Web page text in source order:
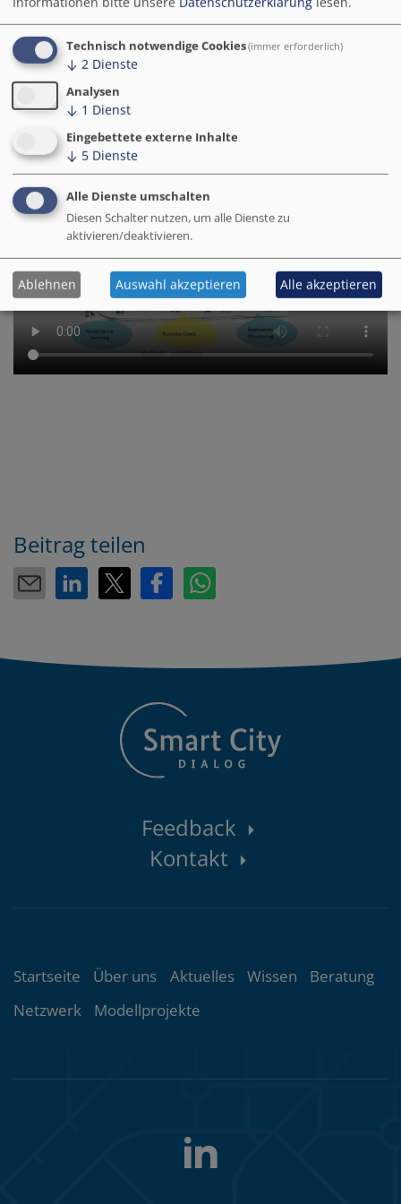
Dr. Julia Girardi-Hoog shared her experience with the
project
Smarter Together Viennain Austria, where
the active involvement and participation of citizens
was key to citizen-oriented upgrading of a social
housing neighbourhood in the course of urban digital
transformation.
Beitrag teilen
Kontaktbereich
Feedback
Kontakt
Themenübersicht
Startseite Über uns Aktuelles Wissen
Beratung
Netzwerk
Modellprojekte
Folgen
LinkedIn
Technisch notwendige Cookies(immer erforderlich)
↓ 2 Dienste
Analysen
↓ 1 Dienst
Eingebettete externe Inhalte
↓ 5 Dienste
Alle Dienste umschalten
Diesen Schalter nutzen, um alle Dienste zu
aktivieren/deaktivieren.
Ablehnen Auswahl akzeptieren Alle akzeptieren